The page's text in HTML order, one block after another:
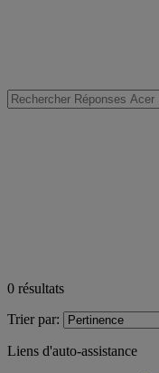
0 résultats
Trier par:
Liens d'auto-assistance